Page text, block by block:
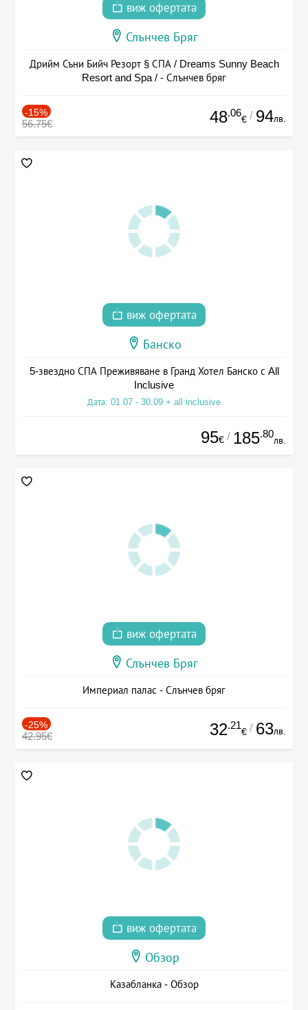
виж офертата
Слънчев Бряг
Дрийм Съни Бийч Резорт § СПА / Dreams Sunny Beach
Resort and Spa / - Слънчев бряг
-15%
56.75€ 48.06
€ / 94лв.
виж офертата
Банско
5-звездно СПА Преживяване в Гранд Хотел Банско с All
Inclusive
Дата: 01.07 - 30.09 + all inclusive
95€ / 185.80
лв.
виж офертата
Слънчев Бряг
Империал палас - Слънчев бряг
-25%
42.95€ 32.21
€ / 63лв.
виж офертата
Обзор
Казабланка - Обзор